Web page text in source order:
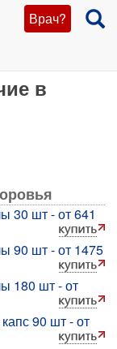
Врач?
в
30 шт - от 641
90 шт - от 1475
180 шт - от
90 шт - от